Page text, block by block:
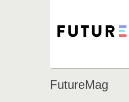
FutureMag